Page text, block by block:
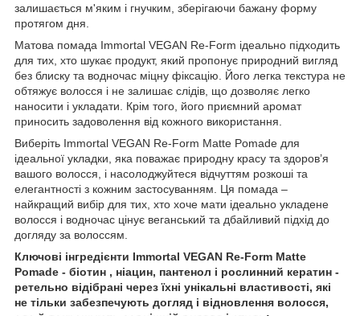
залишається м'яким і гнучким, зберігаючи бажану форму
протягом дня.
Матова помада Immortal VEGAN Re-Form ідеально підходить
для тих, хто шукає продукт, який пропонує природний вигляд
без блиску та водночас міцну фіксацію. Його легка текстура не
обтяжує волосся і не залишає слідів, що дозволяє легко
наносити і укладати. Крім того, його приємний аромат
приносить задоволення від кожного використання.
Виберіть Immortal VEGAN Re-Form Matte Pomade для
ідеальної укладки, яка поважає природну красу та здоров’я
вашого волосся, і насолоджуйтеся відчуттям розкоші та
елегантності з кожним застосуванням. Ця помада –
найкращий вибір для тих, хто хоче мати ідеально укладене
волосся і водночас цінує веганський та дбайливий підхід до
догляду за волоссям.
Ключові інгредієнти Immortal VEGAN Re-Form Matte
Pomade - біотин , ніацин, пантенол і рослинний кератин -
ретельно відібрані через їхні унікальні властивості, які
не тільки забезпечують догляд і відновлення волосся,